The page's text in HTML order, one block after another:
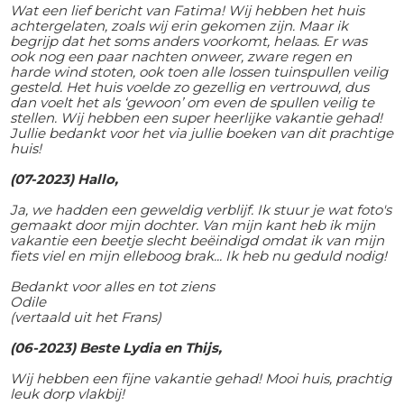
Wat een lief bericht van Fatima! Wij hebben het huis
achtergelaten, zoals wij erin gekomen zijn. Maar ik
begrijp dat het soms anders voorkomt, helaas. Er was
ook nog een paar nachten onweer, zware regen en
harde wind stoten, ook toen alle lossen tuinspullen veilig
gesteld. Het huis voelde zo gezellig en vertrouwd, dus
dan voelt het als ‘gewoon’ om even de spullen veilig te
stellen. Wij hebben een super heerlijke vakantie gehad!
Jullie bedankt voor het via jullie boeken van dit prachtige
huis!
(07-2023) Hallo,
Ja, we hadden een geweldig verblijf. Ik stuur je wat foto's
gemaakt door mijn dochter. Van mijn kant heb ik mijn
vakantie een beetje slecht beëindigd omdat ik van mijn
fiets viel en mijn elleboog brak... Ik heb nu geduld nodig!
Bedankt voor alles en tot ziens
Odile
(vertaald uit het Frans)
(06-2023) Beste Lydia en Thijs,
Wij hebben een fijne vakantie gehad! Mooi huis, prachtig
leuk dorp vlakbij!